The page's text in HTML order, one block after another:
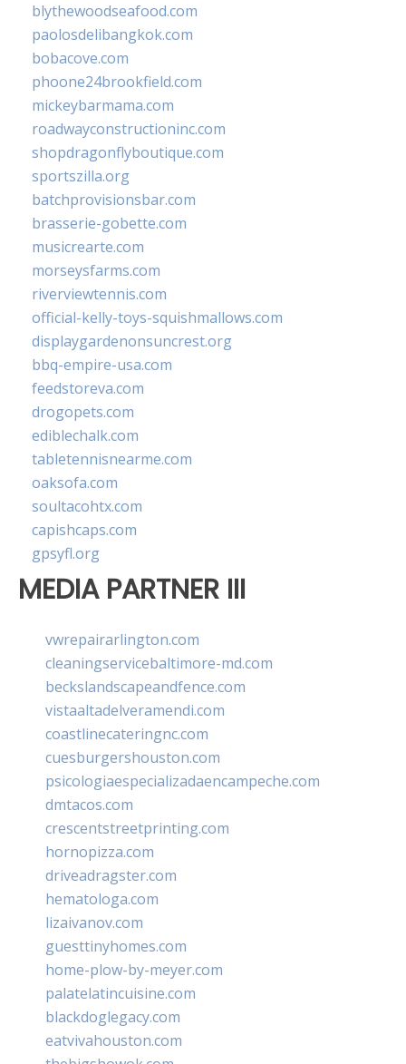
blythewoodseafood.com
paolosdelibangkok.com
bobacove.com
phoone24brookfield.com
mickeybarmama.com
roadwayconstructioninc.com
shopdragonflyboutique.com
sportszilla.org
batchprovisionsbar.com
brasserie-gobette.com
musicrearte.com
morseysfarms.com
riverviewtennis.com
official-kelly-toys-squishmallows.com
displaygardenonsuncrest.org
bbq-empire-usa.com
feedstoreva.com
drogopets.com
ediblechalk.com
tabletennisnearme.com
oaksofa.com
soultacohtx.com
capishcaps.com
gpsyfl.org
MEDIA PARTNER III
vwrepairarlington.com
cleaningservicebaltimore-md.com
beckslandscapeandfence.com
vistaaltadelveramendi.com
coastlinecateringnc.com
cuesburgershouston.com
psicologiaespecializadaencampeche.com
dmtacos.com
crescentstreetprinting.com
hornopizza.com
driveadragster.com
hematologa.com
lizaivanov.com
guesttinyhomes.com
home-plow-by-meyer.com
palatelatincuisine.com
blackdoglegacy.com
eatvivahouston.com